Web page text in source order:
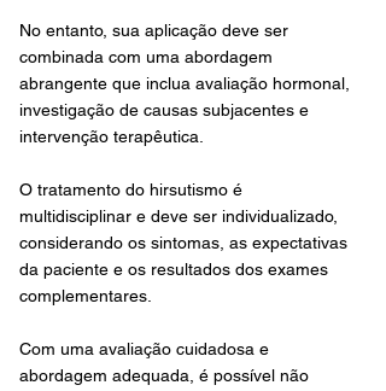
No entanto, sua aplicação deve ser
combinada com uma abordagem
abrangente que inclua avaliação hormonal,
investigação de causas subjacentes e
intervenção terapêutica.
O tratamento do hirsutismo é
multidisciplinar e deve ser individualizado,
considerando os sintomas, as expectativas
da paciente e os resultados dos exames
complementares.
Com uma avaliação cuidadosa e
abordagem adequada, é possível não